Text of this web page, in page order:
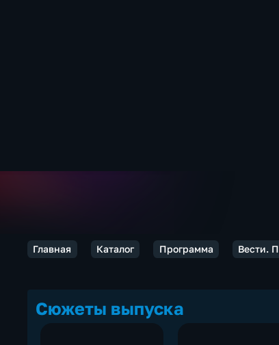
Главная Каталог Программа Вести.
Сюжеты выпуска